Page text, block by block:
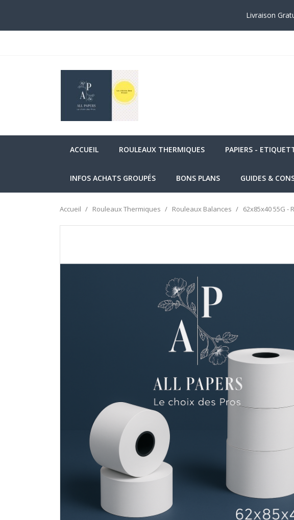
Livraison
ACCUEIL ROULEAUX THERMIQUES PAPIERS -
INFOS ACHATS GROUPÉS BONS PLANS GUIDES &
Accueil Rouleaux Thermiques Rouleaux Balances 62x85x40 55G -